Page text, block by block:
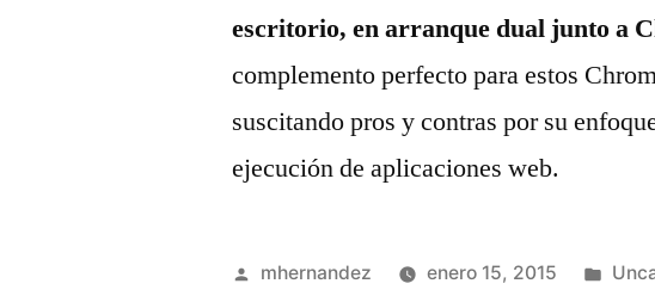
escritorio, en arranque dual junto a
complemento perfecto para estos
suscitando pros y contras por su
ejecución de aplicaciones web.
Publicado
mhernandez enero 15, 2015